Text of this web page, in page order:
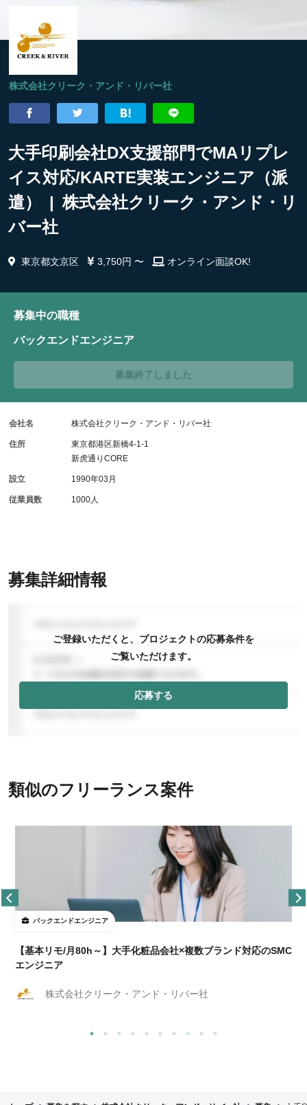
株式会社クリーク・アンド・リバー社
大手印刷会社DX支援部門でMAリプレ
イス対応/KARTE実装エンジニア（派
遣） | 株式会社クリーク・アンド・リ
バー社
東京都文京区 3,750円 〜 オンライン面談OK!
募集詳細情報
ご登録いただくと、プロジェクトの応募条件を
ご覧いただけます。
応募する
募集中の職種
バックエンドエンジニア
募集終了しました
会社名 株式会社クリーク・アンド・リバー社
住所
東京都港区新橋4-1-1
新虎通りCORE
設立 1990年03月
従業員数 1000人
類似のフリーランス案件
バックエンドエンジニア
【基本リモ/月80h～】大手化粧品会社×複数ブランド対応のSMC
エンジニア
株式会社クリーク・アンド・リバー社